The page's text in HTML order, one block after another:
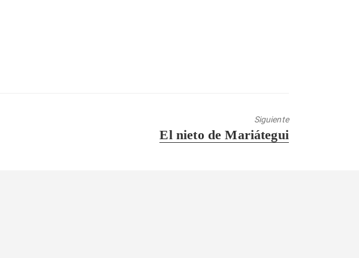
Siguiente
Entrada
El nieto de Mariátegui